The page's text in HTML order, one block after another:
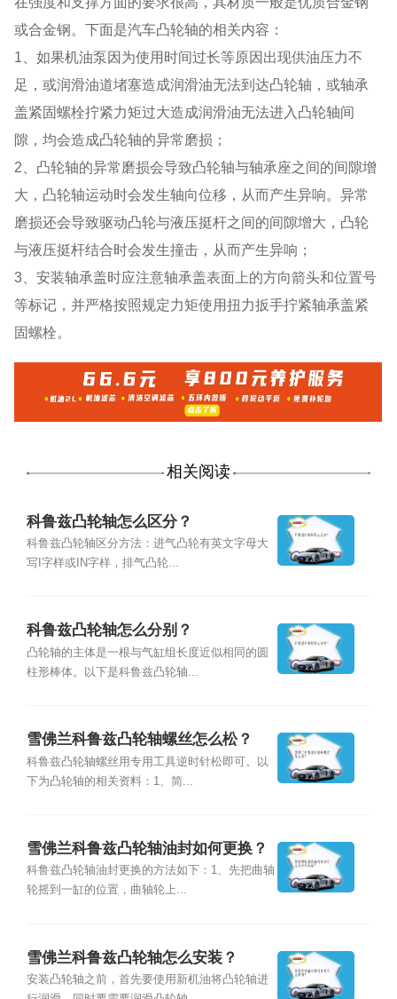
或合金钢。下面是汽车凸轮轴的相关内容：
1、如果机油泵因为使用时间过长等原因出现供油压力不
足，或润滑油道堵塞造成润滑油无法到达凸轮轴，或轴承
盖紧固螺栓拧紧力矩过大造成润滑油无法进入凸轮轴间
隙，均会造成凸轮轴的异常磨损；
2、凸轮轴的异常磨损会导致凸轮轴与轴承座之间的间隙增
大，凸轮轴运动时会发生轴向位移，从而产生异响。异常
磨损还会导致驱动凸轮与液压挺杆之间的间隙增大，凸轮
与液压挺杆结合时会发生撞击，从而产生异响；
3、安装轴承盖时应注意轴承盖表面上的方向箭头和位置号
等标记，并严格按照规定力矩使用扭力扳手拧紧轴承盖紧
固螺栓。
相关阅读
科鲁兹凸轮轴怎么区分？
科鲁兹凸轮轴区分方法：进气凸轮有英文字母大
写I字样或IN字样，排气凸轮...
科鲁兹凸轮轴怎么分别？
凸轮轴的主体是一根与气缸组长度近似相同的圆
柱形棒体。以下是科鲁兹凸轮轴...
雪佛兰科鲁兹凸轮轴螺丝怎么松？
科鲁兹凸轮轴螺丝用专用工具逆时针松即可。以
下为凸轮轴的相关资料：1、简...
雪佛兰科鲁兹凸轮轴油封如何更换？
科鲁兹凸轮轴油封更换的方法如下：1、先把曲轴
轮摇到一缸的位置，曲轴轮上...
雪佛兰科鲁兹凸轮轴怎么安装？
安装凸轮轴之前，首先要使用新机油将凸轮轴进